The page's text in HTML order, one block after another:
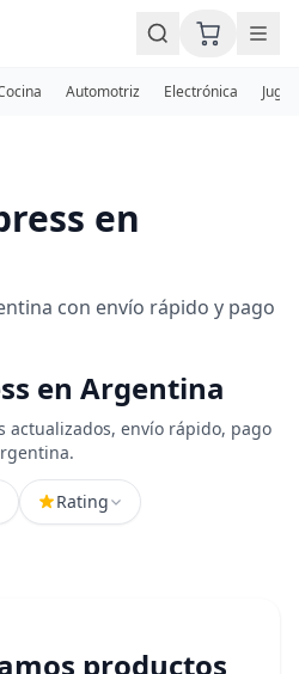
Automotriz Electrónica
en
con envío rápido y pago
en Argentina
actualizados, envío rápido, pago
Rating
productos